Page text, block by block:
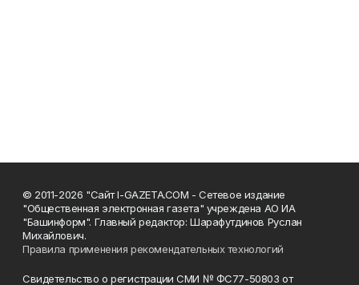
© 2011-2026 "Сайт I-GAZETA.COM - Сетевое издание
"Общественная электронная газета" учреждена АО ИА
"Башинформ". Главный редактор: Шарафутдинов Руслан
Михайлович.
Правила применения рекомендательных технологий
Свидетельство о регистрации СМИ № ФС77-50803 от